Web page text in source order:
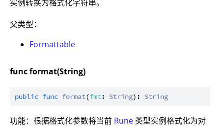
实例转换为格式化字符串。
父类型：
Formattable
func format(String)
public func format(fmt: String): String
功能：根据格式化参数将当前 Rune 类型实例格式化为对